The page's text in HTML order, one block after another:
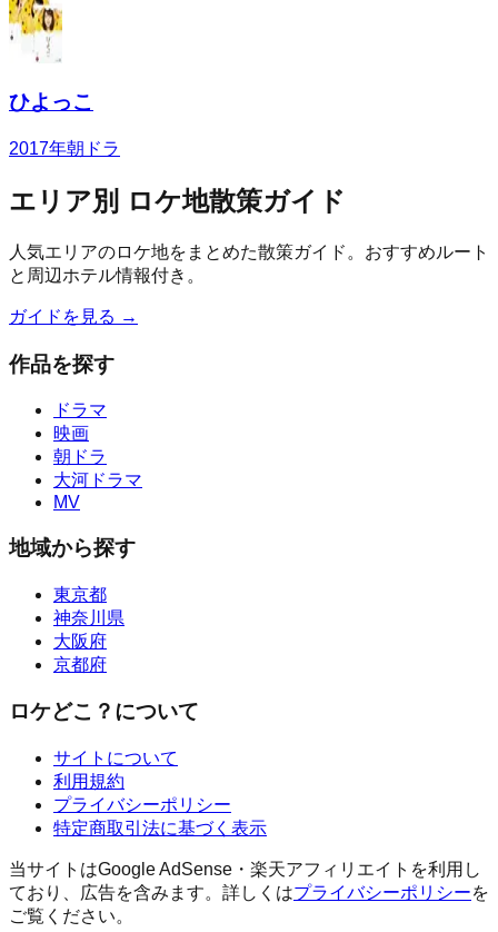
ひよっこ
2017年朝ドラ
エリア別 ロケ地散策ガイド
人気エリアのロケ地をまとめた散策ガイド。おすすめルート
と周辺ホテル情報付き。
ガイドを見る →
作品を探す
ドラマ
映画
朝ドラ
大河ドラマ
MV
地域から探す
東京都
神奈川県
大阪府
京都府
ロケどこ？について
サイトについて
利用規約
プライバシーポリシー
特定商取引法に基づく表示
当サイトはGoogle AdSense・楽天アフィリエイトを利用し
ており、広告を含みます。詳しくはプライバシーポリシーを
ご覧ください。